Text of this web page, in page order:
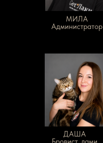
МИЛА
Администратор
ДАША